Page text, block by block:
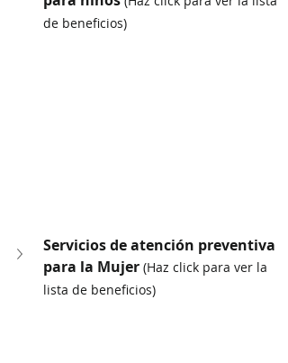
de beneficios)
Servicios de atención preventiva
para la Mujer (Haz click para ver la
lista de beneficios)